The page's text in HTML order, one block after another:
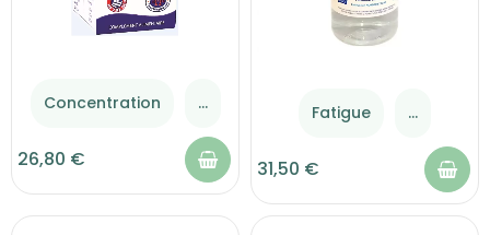
Concentration ...
26,80 €
Fatigue ...
31,50 €